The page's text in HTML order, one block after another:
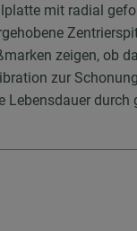
mit radial
zeigen, ob
zur
Lebensdauer